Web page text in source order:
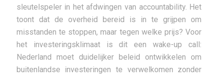
sleutelspeler in het afdwingen van accountability. Het
toont dat de overheid bereid is in te grijpen om
misstanden te stoppen, maar tegen welke prijs? Voor
het investeringsklimaat is dit een wake-up call:
Nederland moet duidelijker beleid ontwikkelen om
buitenlandse investeringen te verwelkomen zonder